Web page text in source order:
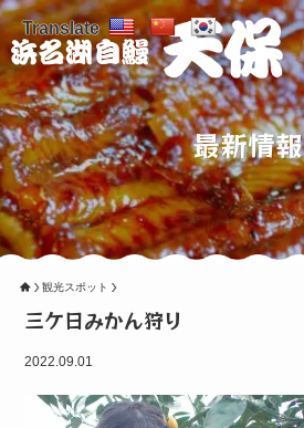
Translate
最新情報
観光スポット
三ケ日みかん狩り
2022.09.01